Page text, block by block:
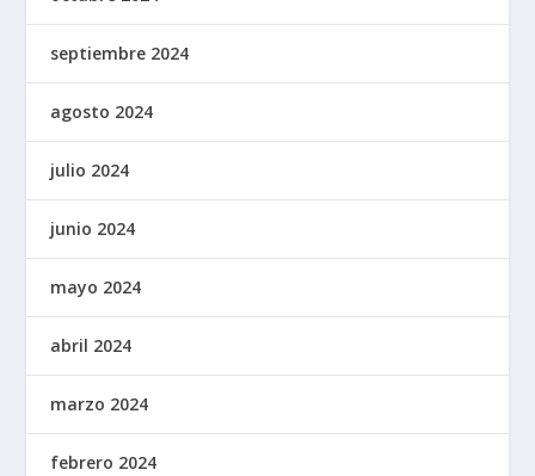
septiembre 2024
agosto 2024
julio 2024
junio 2024
mayo 2024
abril 2024
marzo 2024
febrero 2024